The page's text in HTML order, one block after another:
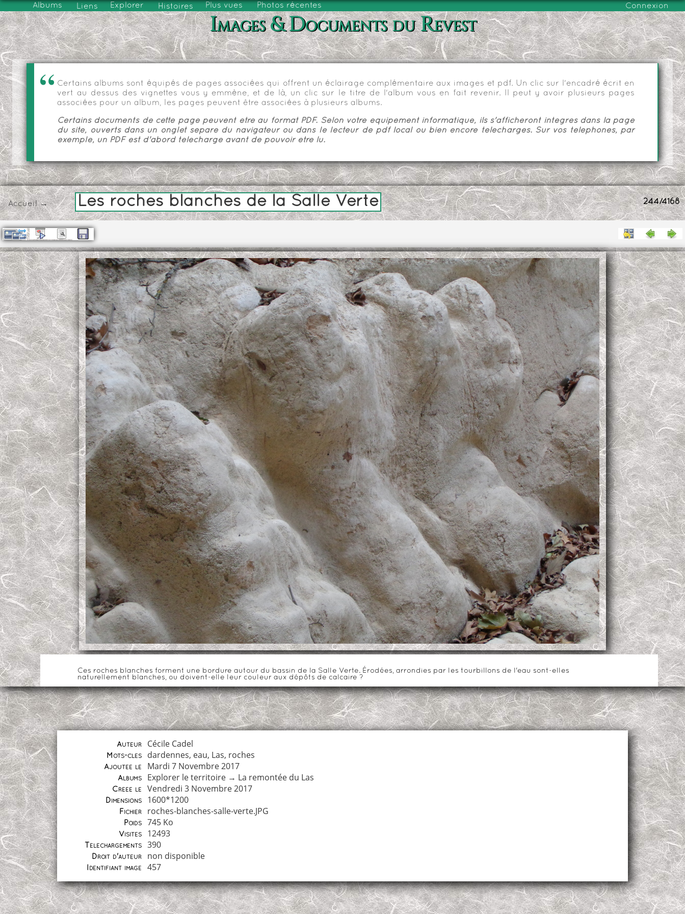
Albums Liens Explorer Histoires Plus vues Photos récentes Connexion
Images & Documents du Revest
Certains albums sont équipés de pages associées qui offrent un éclairage complémentaire aux images et pdf. Un clic sur l'encadré écrit en
vert au dessus des vignettes vous y emmène, et de là, un clic sur le titre de l'album vous en fait revenir. Il peut y avoir plusieurs pages
associées pour un album, les pages peuvent être associées à plusieurs albums.
Certains documents de cette page peuvent être au format PDF. Selon votre équipement informatique, ils s'afficheront intégrés dans la page
du site, ouverts dans un onglet séparé du navigateur ou dans le lecteur de pdf local ou bien encore téléchargés. Sur vos téléphones, par
exemple, un PDF est d'abord téléchargé avant de pouvoir être lu.
244/4168
Accueil→ Les roches blanches de la Salle Verte
Ces roches blanches forment une bordure autour du bassin de la Salle Verte. Érodées, arrondies par les tourbillons de l'eau sont-elles
naturellement blanches, ou doivent-elle leur couleur aux dépôts de calcaire ?
Auteur Cécile Cadel
Mots-clés dardennes, eau, Las, roches
Ajoutée le Mardi 7 Novembre 2017
Albums Explorer le territoire → La remontée du Las
Créée le Vendredi 3 Novembre 2017
Dimensions 1600*1200
Fichier roches-blanches-salle-verte.JPG
Poids 745 Ko
Visites 12493
Téléchargements 390
Droit d'auteur non disponible
Identifiant image 457